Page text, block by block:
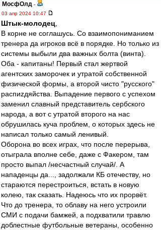
МосфОлд -
03 апр 2024 10:47
Штык-молодец
В корне не соглашусь. Со взаимопониманием
тренера да игроков всё в порядке. Но только из
системы выбыли два важных болта (винта).
Оба - капитаны! Первый стал жертвой
агентских заморочек и утратой собственной
физической формы, а второй чисто "русского"
распиzдяйства. Выпадение первого с успехом
заменил славный представитель сербского
народа, а вот с утратой второго на нас
обрушилась куча проблем, о которых здесь не
написал только самый ленивый.
Оборона во всех играх, что после перерыва,
отыграла вполне себе, даже с Факером, там
просто выпал /несчастный случай/. А
нападенцы да..., задолжали КБ отечеству, но
стараются перестроиться, встать в новую
колею, так сказать. Надеюсь что их прорвёт.
Что до тренера, то облаву на него устроили
СМИ с подачи бамжей, а подхватили травлю
доблестные футбольные ветераны, особенно